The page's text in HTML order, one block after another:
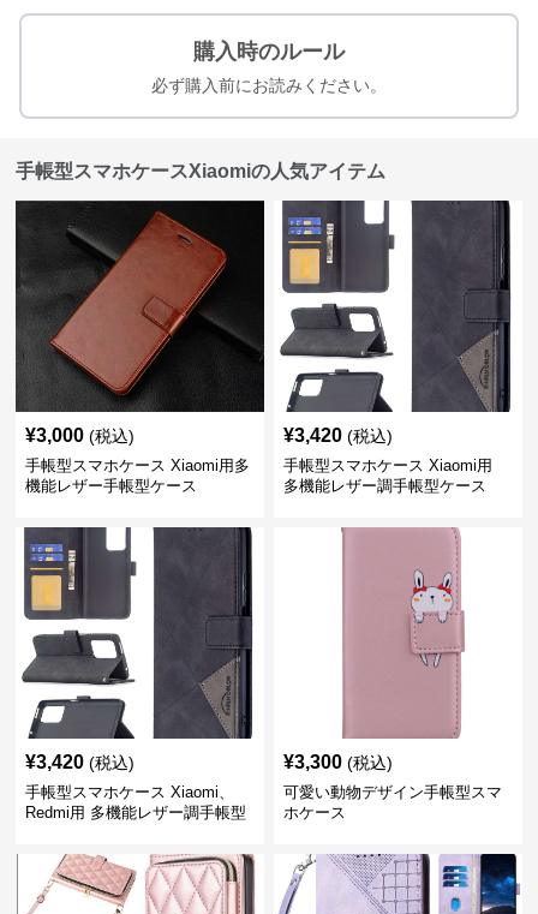
購入時のルール
必ず購入前にお読みください。
手帳型スマホケースXiaomiの人気アイテム
¥3,000 (税込)
手帳型スマホケース Xiaomi用多
機能レザー手帳型ケース
¥3,420 (税込)
手帳型スマホケース Xiaomi用
多機能レザー調手帳型ケース
¥3,420 (税込)
手帳型スマホケース Xiaomi、
Redmi用 多機能レザー調手帳型
¥3,300 (税込)
可愛い動物デザイン手帳型スマ
ホケース